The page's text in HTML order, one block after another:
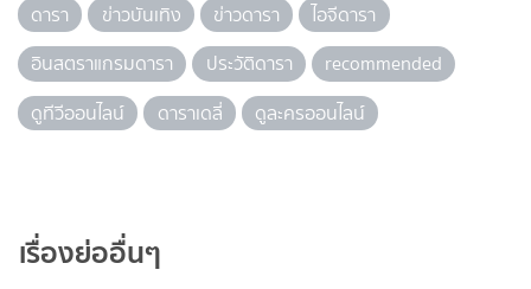
ดารา ข่าวบันเทิง ข่าวดารา
ไอจีดารา
อินสตราแกรมดารา
ประวัติดารา
recommended
ดูทีวีออนไลน์
ดาราเดลี่ ดูละครออนไลน์
เรื่องย่ออื่นๆ